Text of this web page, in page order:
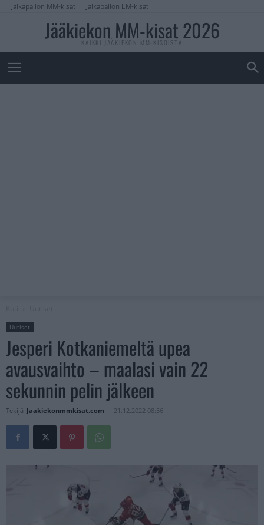
Jalkapallon MM-kisat Jalkapallon EM-kisat
Jääkiekon MM-kisat 2026
KAIKKI JÄÄKIEKON MM-KISOISTA
Uutiset
Jesperi Kotkaniemeltä upea
avausvaihto – maalasi vain 22
sekunnin pelin jälkeen
Tekijä Jaakiekonmmkisat.com - 21.12.2022 08:56